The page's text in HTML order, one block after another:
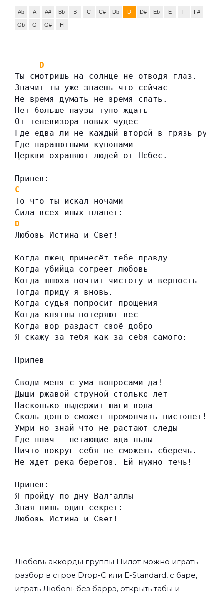
Ab A A# Bb B C C# Db D D# Eb E F F#
Gb G G# H
D
Ты смотришь на солнце не отводя глаз.
Значит ты уже знаешь что сейчас
Не время думать не время спать.
Нет больше паузы тупо ждать
От телевизора новых чудес
Где едва ли не каждый второй в грязь
Где парашютными куполами
Церкви охраняют людей от Небес.
Припев:
C
То что ты искал ночами
Сила всех иных планет:
D
Любовь Истина и Свет!
Когда лжец принесёт тебе правду
Когда убийца согреет любовь
Когда шлюха почтит чистоту и верность
Тогда приду я вновь.
Когда судья попросит прощения
Когда клятвы потеряют вес
Когда вор раздаст своё добро
Я скажу за тебя как за себя самого:
Припев
Своди меня с ума вопросами да!
Дыши ржавой струной столько лет
Насколько выдержит шаги вода
Сколь долго сможет промолчать пистолет!
Умри но знай что не растают следы
Где плач – нетающие ада льды
Ничто вокруг себя не сможешь сберечь.
Не ждет река берегов. Ей нужно течь!
Припев:
Я пройду по дну Валгаллы
Зная лишь один секрет:
Любовь Истина и Свет!
Любовь аккорды группы Пилот можно играть
разбор в строе Drop-C или E-Standard, с баре,
играть Любовь без баррэ, открыть табы и